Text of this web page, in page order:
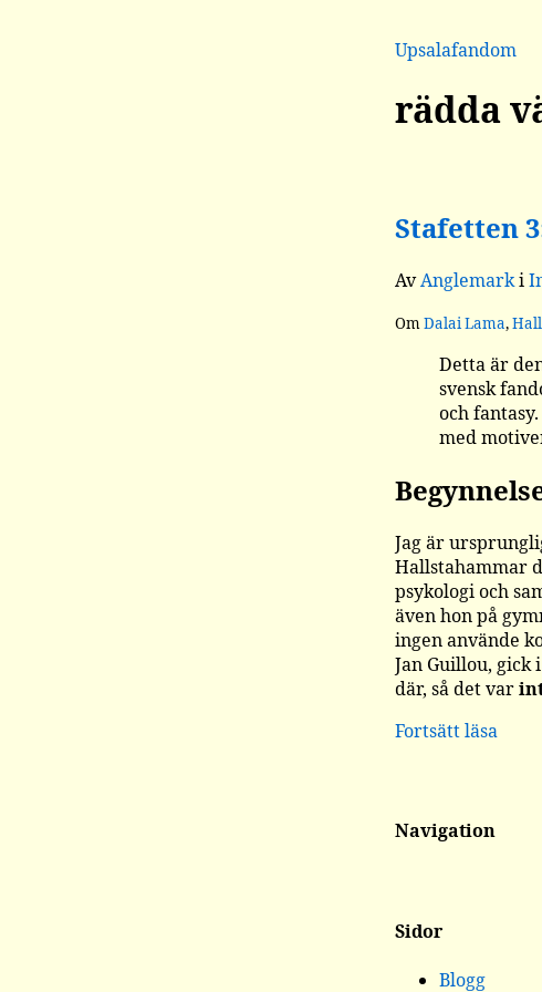
Upsalafandom
rädda
Stafetten
AvAnglemarki
OmDalai Lama,
Detta är
svensk
och
med
Jag är
Hallstahammar
psykologi och
även hon på
ingen använde
Jan Guillou, gick
där, så det var
Fortsätt läsa
Navigation
Sidor
Blogg